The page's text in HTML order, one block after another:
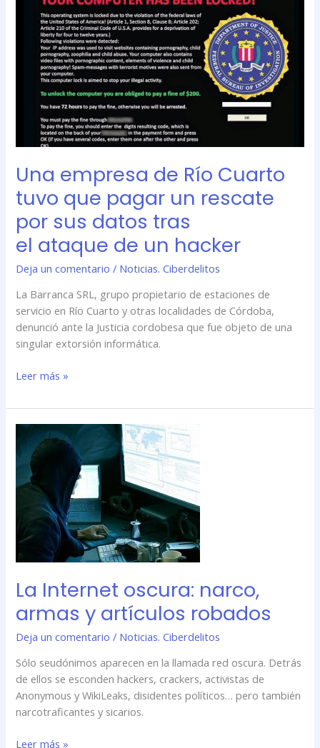
Una empresa de Río Cuarto
tuvo que pagar un rescate
por sus datos tras
el ataque de un hacker
Deja un comentario / Noticias. Ciberdelitos
La Barranca SRL, grupo propietario de estaciones de
servicio en Río Cuarto y otras localidades de Córdoba,
denunció ante la Justicia cordobesa que fue objeto de una
singular extorsión informática.
empresa
Cuarto
pagar
rescate
sus
datos
tras
el ataque de
un hacker
Leer más »
La Internet oscura: narco,
armas y artículos robados
Deja un comentario / Noticias. Ciberdelitos
Sólo seudónimos aparecen en la llamada red oscura. Detrás
de ellos se esconden hackers, crackers, activistas de
Anonymous y WikiLeaks, disidentes políticos… pero también
narcotraficantes y sicarios.
La
Internet
oscura:
narco,
armas
artículos
robados
Leer más »